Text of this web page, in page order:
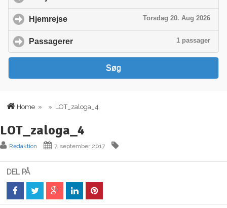
Home » » LOT_zaloga_4
LOT_zaloga_4
Redaktion 7. september 2017
DEL PÅ